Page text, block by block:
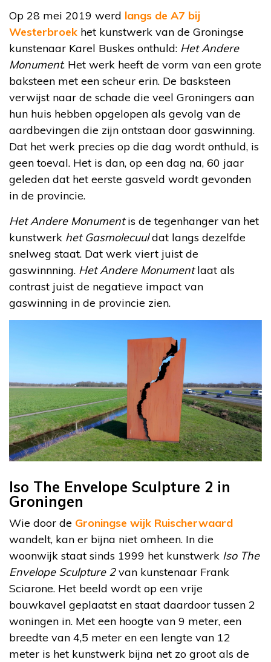
Op 28 mei 2019 werd langs de A7 bij
Westerbroek het kunstwerk van de Groningse
kunstenaar Karel Buskes onthuld: Het Andere
Monument. Het werk heeft de vorm van een grote
baksteen met een scheur erin. De basksteen
verwijst naar de schade die veel Groningers aan
hun huis hebben opgelopen als gevolg van de
aardbevingen die zijn ontstaan door gaswinning.
Dat het werk precies op die dag wordt onthuld, is
geen toeval. Het is dan, op een dag na, 60 jaar
geleden dat het eerste gasveld wordt gevonden
in de provincie.
Het Andere Monumentis de tegenhanger van het
kunstwerk het Gasmolecuuldat langs dezelfde
snelweg staat. Dat werk viert juist de
gaswinnning. Het Andere Monumentlaat als
contrast juist de negatieve impact van
gaswinning in de provincie zien.
Iso The Envelope Sculpture 2 in
Groningen
Wie door de Groningse wijk Ruischerwaard
wandelt, kan er bijna niet omheen. In die
woonwijk staat sinds 1999 het kunstwerk Iso The
Envelope Sculpture 2van kunstenaar Frank
Sciarone. Het beeld wordt op een vrije
bouwkavel geplaatst en staat daardoor tussen 2
woningen in. Met een hoogte van 9 meter, een
breedte van 4,5 meter en een lengte van 12
meter is het kunstwerk bijna net zo groot als de